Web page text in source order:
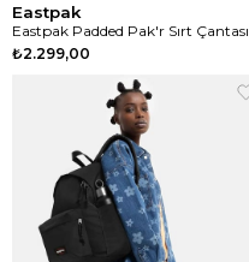
Eastpak
Eastpak Padded Pak'r Sırt Çantası
₺2.299,00